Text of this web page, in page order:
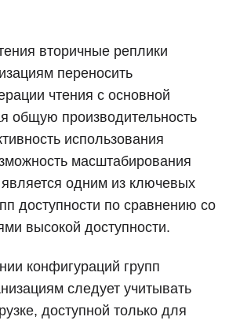
вторичные реплики
переносить
чтения с основной
общую производительность
использования
масштабирования
одним из ключевых
доступности по сравнению со
высокой доступности.
конфигураций групп
следует учитывать
доступной только для